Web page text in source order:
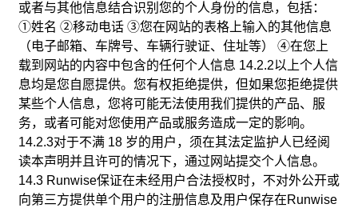
或者与其他信息结合识别您的个人身份的信息，包括：
①姓名 ②移动电话 ③您在网站的表格上输入的其他信息
（电子邮箱、车牌号、车辆行驶证、住址等） ④在您上
载到网站的内容中包含的任何个人信息 14.2.2以上个人信
息均是您自愿提供。您有权拒绝提供，但如果您拒绝提供
某些个人信息，您将可能无法使用我们提供的产品、服
务，或者可能对您使用产品或服务造成一定的影响。
14.2.3对于不满 18 岁的用户，须在其法定监护人已经阅
读本声明并且许可的情况下，通过网站提交个人信息。
14.3 Runwise保证在未经用户合法授权时，不对外公开或
向第三方提供单个用户的注册信息及用户保存在Runwise